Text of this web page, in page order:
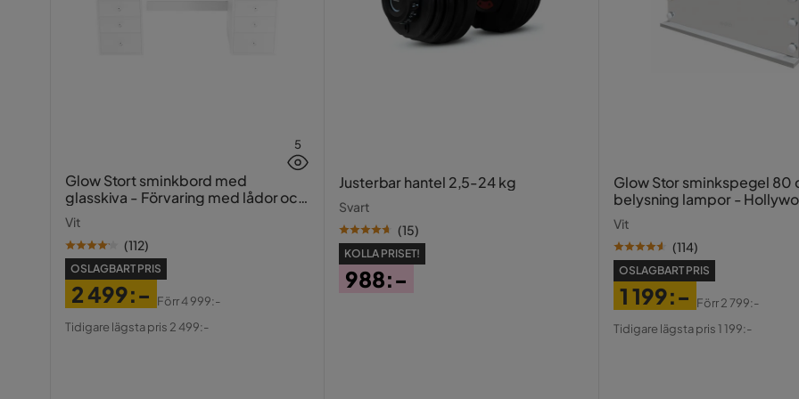
5
Glow Stort sminkbord med
glasskiva - Förvaring med lådor och
Vit
(112)
OSLAGBART PRIS
Pris
2 499:-
Original
Förr4 999:-
Tidigare lägsta pris 2 499:-
Justerbar hantel 2,5-24 kg
Svart
(15)
KOLLA PRISET!
988:-
Glow Stor sminkspegel 80
belysning lampor -
spegel med USB-charging
Vit
(114)
OSLAGBART PRIS
Pris
1 199:-
Original
Förr2 799:-
Tidigare lägsta pris 1 199:-